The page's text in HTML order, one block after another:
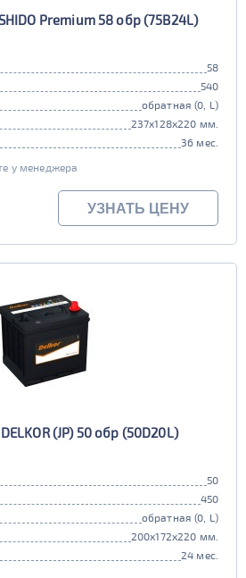
Premium 58 обр (75B24L)
58
540
обратная (0, L)
237x128x220 мм.
36 мес.
у менеджера
УЗНАТЬ ЦЕНУ
(JP) 50 обр (50D20L)
50
450
обратная (0, L)
200x172x220 мм.
24 мес.